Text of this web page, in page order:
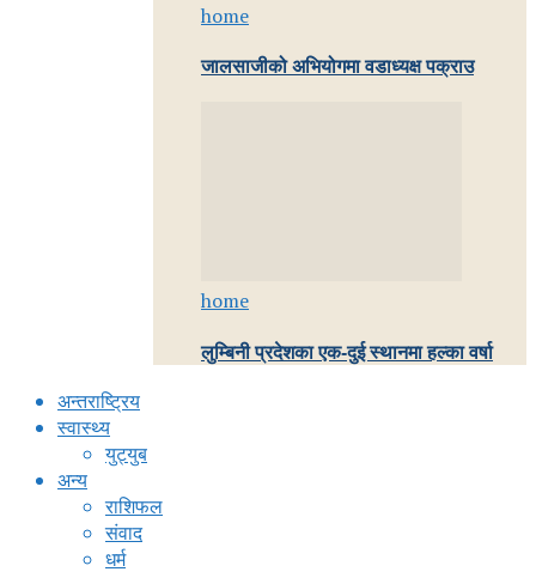
home
जालसाजीको अभियोगमा वडाध्यक्ष पक्राउ
home
लुम्बिनी प्रदेशका एक-दुई स्थानमा हल्का वर्षा
अन्तराष्ट्रिय
स्वास्थ्य
युट्युब
अन्य
राशिफल
संवाद
धर्म